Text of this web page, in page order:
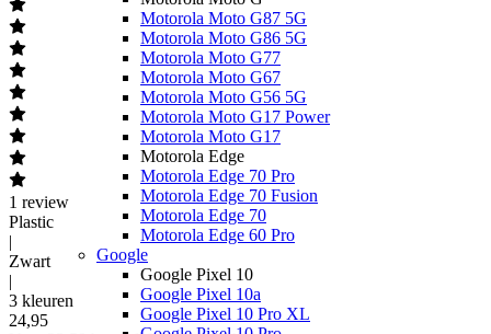
Motorola Moto G87 5G
Motorola Moto G86 5G
Motorola Moto G77
Motorola Moto G67
Motorola Moto G56 5G
Motorola Moto G17 Power
Motorola Moto G17
Motorola Edge
Motorola Edge 70 Pro
Motorola Edge 70 Fusion
Motorola Edge 70
Motorola Edge 60 Pro
Google
Google Pixel 10
Google Pixel 10a
Google Pixel 10 Pro XL
1 review
Plastic
|
Zwart
|
3 kleuren
24,95